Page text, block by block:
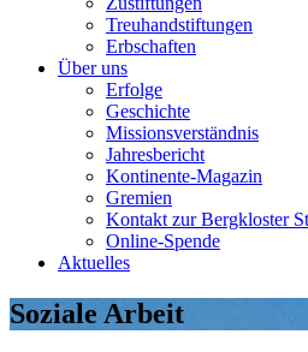
Treuhandstiftungen
Erbschaften
Über uns
Erfolge
Geschichte
Missionsverständnis
Jahresbericht
Kontinente-Magazin
Gremien
Kontakt zur Bergkloster
Online-Spende
Aktuelles
Soziale Arbeit